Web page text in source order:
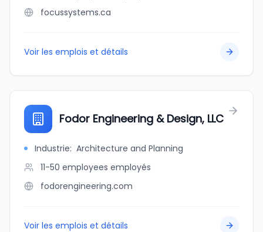
focussystems.ca
Voir les emplois et détails
Fodor Engineering & Design, LLC
Industrie: Architecture and Planning
11-50 employees employés
fodorengineering.com
Voir les emplois et détails